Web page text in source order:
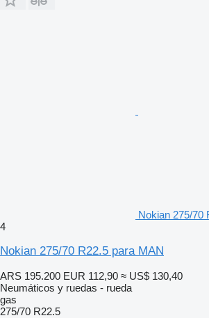
Nokian 275/70
4
Nokian 275/70 R22.5 para MAN
ARS 195.200 EUR 112,90 ≈ US$ 130,40
Neumáticos y ruedas - rueda
gas
275/70 R22.5